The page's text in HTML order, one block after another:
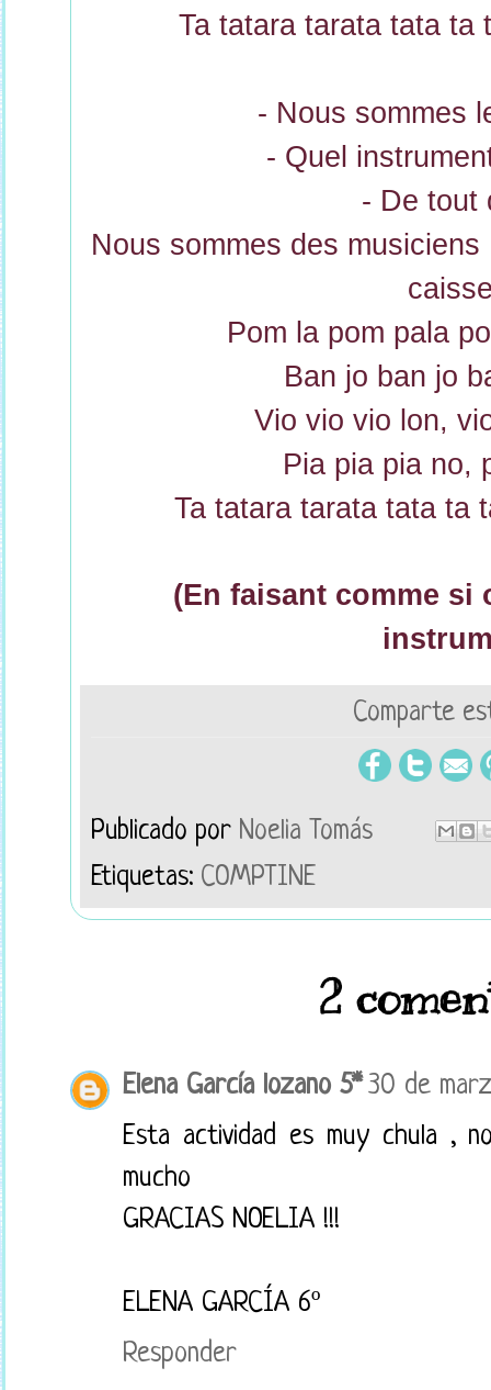
Ta tatara tarata tata
- Nous sommes
- Quel
- De tout
Nous sommes des
Pom la pom pala
Ban jo ban jo
Vio vio vio lon,
Pia pia pia no,
Ta tatara tarata tata
(En faisant comme si
Comparte
Publicado por Noelia Tomás
Etiquetas: COMPTINE
2
Elena García lozano 5* 30 de
Esta actividad es muy chula ,
mucho
GRACIAS NOELIA !!!
ELENA GARCÍA 6º
Responder